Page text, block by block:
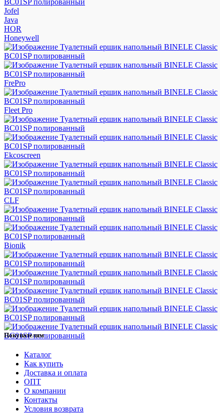
Jofel
Java
HOR
Honeywell
FrePro
Fleet Pro
Ekcoscreen
CLF
Bionik
Покупателям
Каталог
Как купить
Доставка и оплата
ОПТ
О компании
Контакты
Условия возврата